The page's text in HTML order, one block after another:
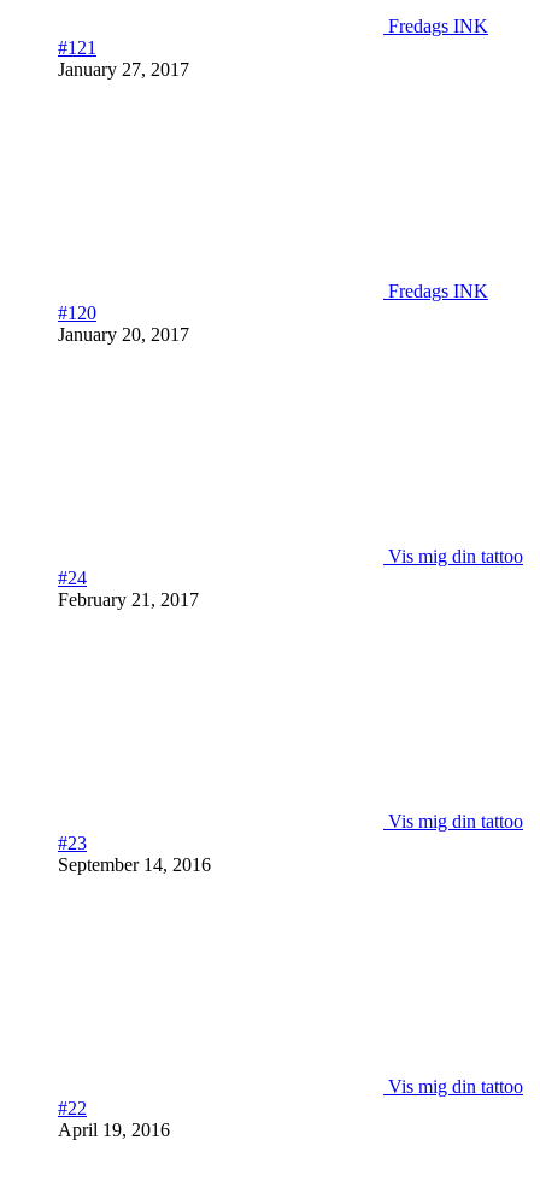
Fredags INK
#121
January 27, 2017
Fredags INK
#120
January 20, 2017
Vis mig din tattoo
#24
February 21, 2017
Vis mig din tattoo
#23
September 14, 2016
Vis mig din tattoo
#22
April 19, 2016